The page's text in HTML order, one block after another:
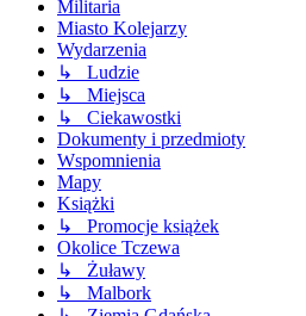
Militaria
Miasto Kolejarzy
Wydarzenia
↳ Ludzie
↳ Miejsca
↳ Ciekawostki
Dokumenty i przedmioty
Wspomnienia
Mapy
Książki
↳ Promocje książek
Okolice Tczewa
↳ Żuławy
↳ Malbork